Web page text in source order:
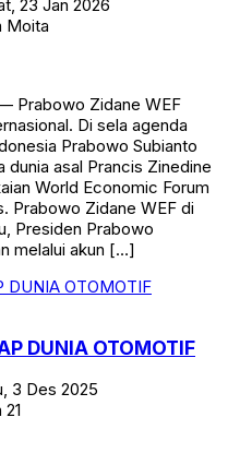
23 Jan 2026
Moita
Prabowo Zidane WEF
Di sela agenda
Prabowo Subianto
asal Prancis Zinedine
World Economic Forum
Prabowo Zidane WEF di
Presiden Prabowo
melalui akun […]
DUNIA OTOMOTIF
3 Des 2025